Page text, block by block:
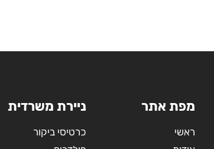
מפת אתר
ראשי
ניירת משרדית
כרטיסי ביקור